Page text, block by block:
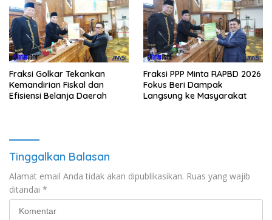
Fraksi Golkar Tekankan
Kemandirian Fiskal dan
Efisiensi Belanja Daerah
Fraksi PPP Minta RAPBD 2026
Fokus Beri Dampak
Langsung ke Masyarakat
Tinggalkan Balasan
Alamat email Anda tidak akan dipublikasikan. Ruas yang wajib
ditandai *